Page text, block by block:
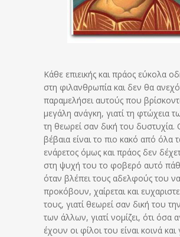
Κάθε επιεικής και πράος εύκολα
στη φιλανθρωπία και δεν θα
παραμελήσει αυτούς που
μεγάλη ανάγκη, γιατί τη φτώχεια
τη θεωρεί σαν δική του
βέβαια είναι το πιο κακό από όλα
ενάρετος όμως και πράος δεν
στη ψυχή του το φοβερό αυτό
όταν βλέπει τους αδελφούς του να
προκόβουν, χαίρεται και
τους, γιατί θεωρεί σαν δική του
των άλλων, γιατί νομίζει, ότι όσα
έχουν οι φίλοι του είναι κοινά και